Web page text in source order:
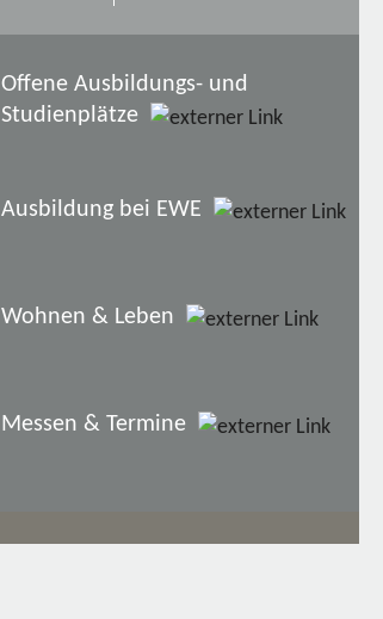
Offene Ausbildungs- und
Studienplätze
Ausbildung bei EWE
Wohnen & Leben
Messen & Termine